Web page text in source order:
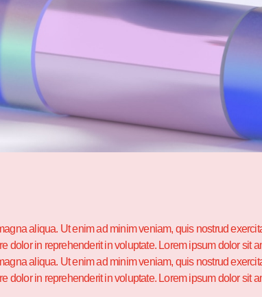
aliqua. Ut enim ad minim veniam, quis nostrud
dolor in reprehenderit in voluptate. Lorem ipsum dolor sit
aliqua. Ut enim ad minim veniam, quis nostrud
dolor in reprehenderit in voluptate. Lorem ipsum dolor sit